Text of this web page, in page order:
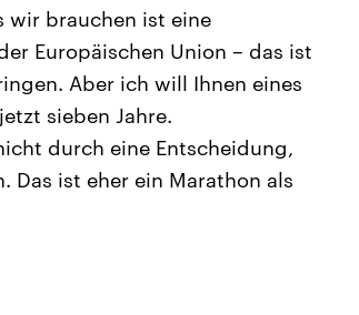
wir brauchen ist eine
Europäischen Union – das ist
Aber ich will Ihnen eines
sieben Jahre.
durch eine Entscheidung,
Das ist eher ein Marathon als